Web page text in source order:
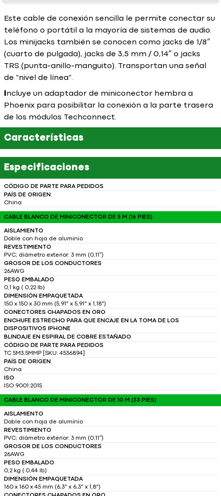
Este cable de conexión sencilla le permite conectar su
teléfono o portátil a la mayoría de sistemas de audio.
Los minijacks también se conocen como jacks de 1/8″
(cuarto de pulgada), jacks de 3,5 mm / 0,14″ o jacks
TRS (punta-anillo-manguito). Transportan una señal
de “nivel de línea”.
ncluye un adaptador de miniconector hembra a
Phoenix para posibilitar la conexión a la parte trasera
de los módulos Techconnect.
Características
Especificaciones
CÓDIGO DE PARTE PARA PEDIDOS
PAÍS DE ORIGEN
China
CABLE BLANCO DE MINICONECTOR DE 5 M (16 PIES)
AISLAMIENTO
Doble con hoja de aluminio
REVESTIMIENTO
PVC; diámetro exterior: 3 mm (0,11″)
GROSOR DE LOS CONDUCTORES
26AWG
PESO EMBALADO
0,1 kg ( 0,22 lb)
DIMENSIÓN EMPAQUETADA
150 x 150 x 30 mm (5,91" x 5,91" x 1,18")
CONECTORES CHAPADOS EN ORO
ENCHUFE ESTRECHO PARA QUE ENCAJE EN LA TOMA DE LOS
DISPOSITIVOS IPHONE
BLINDAJE EN ESPIRAL DE COBRE ESTAÑADO
CÓDIGO DE PARTE PARA PEDIDOS
TC 5M3.5MMP [SKU: 4536894]
PAÍS DE ORIGEN
China
ISO
ISO 9001:2015
CABLE BLANCO DE MINICONECTOR DE 10 M (33 PIES)
AISLAMIENTO
Doble con hoja de aluminio
REVESTIMIENTO
PVC; diámetro exterior: 3 mm (0,11″)
GROSOR DE LOS CONDUCTORES
26AWG
PESO EMBALADO
0,2 kg ( 0,44 lb)
DIMENSIÓN EMPAQUETADA
160 x 160 x 45 mm (6,3" x 6,3" x 1,8")